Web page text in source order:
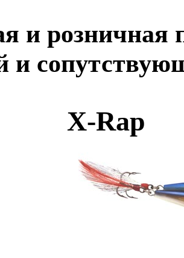
и розничная
и
X-Rap